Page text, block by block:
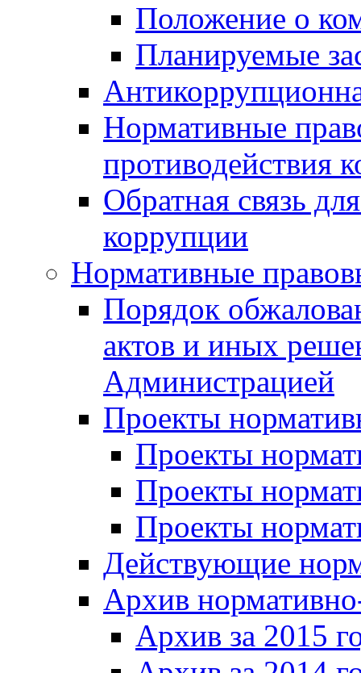
Положение о
Планируемые
Нормативные
противодействия
Обратная связь
коррупции
Нормативные
Порядок
актов и иных
Администрацией
Проекты
Проекты
Проекты
Проекты
Действующие
Архив
Архив за 2015